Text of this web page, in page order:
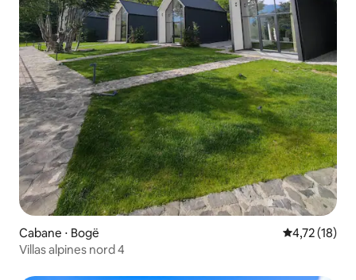
Cabane ⋅ Bogë Évaluation
4,72 (18)
Villas alpines nord 4